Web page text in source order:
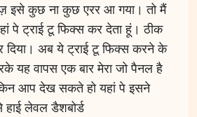
इसे कुछ ना कुछ एरर आ गया। तो मैं
पे ट्राई टू फिक्स कर देता हूं। ठीक
दिया। अब ये ट्राई टू फिक्स करने के
यह वापस एक बार मेरा जो पैनल है
आप देख सकते हो यहां पे इसने
लेवल डैशबोर्ड